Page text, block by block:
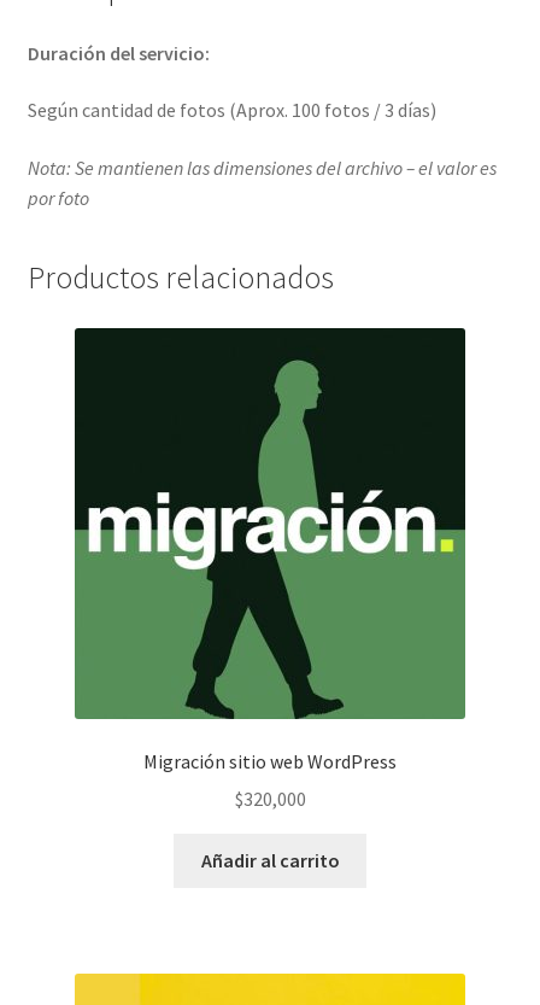
Duración del servicio:
Según cantidad de fotos (Aprox. 100 fotos / 3 días)
Nota: Se mantienen las dimensiones del archivo – el valor es
por foto
Productos relacionados
Migración sitio web WordPress
$320,000
Añadir al carrito